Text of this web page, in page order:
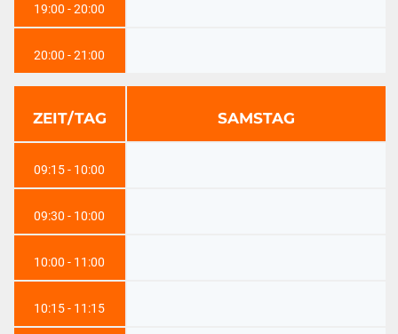
19:00 - 20:00
20:00 - 21:00
ZEIT/TAG
09:15 - 10:00
09:30 - 10:00
10:00 - 11:00
10:15 - 11:15
SAMSTAG